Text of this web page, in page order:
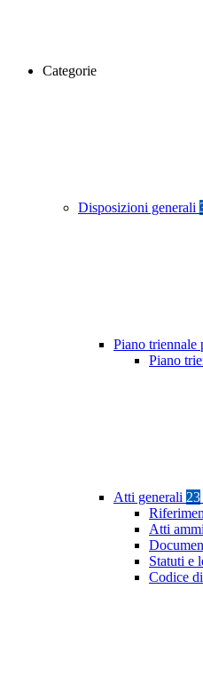
Categorie
Disposizioni generali
Piano triennale
Piano
Atti generali 23
Atti
Statuti e
Codice